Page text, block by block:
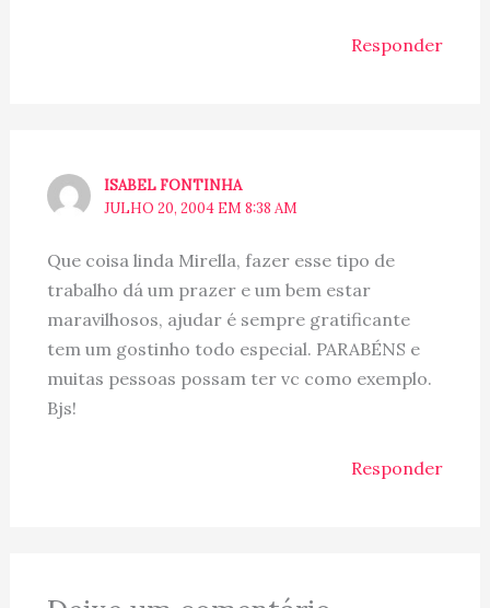
Responder
ISABEL FONTINHA
JULHO 20, 2004 EM 8:38 AM
Que coisa linda Mirella, fazer esse tipo de
trabalho dá um prazer e um bem estar
maravilhosos, ajudar é sempre gratificante
tem um gostinho todo especial. PARABÉNS e
muitas pessoas possam ter vc como exemplo.
Bjs!
Responder